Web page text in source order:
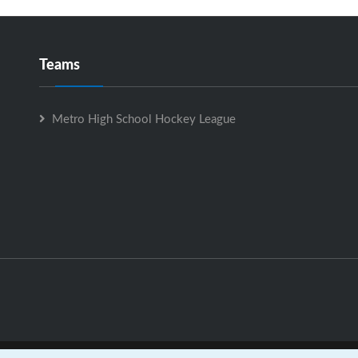
Teams
Metro High School Hockey League